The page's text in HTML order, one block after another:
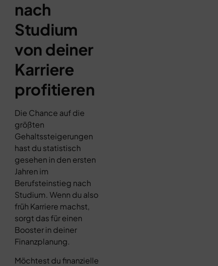
nach
Studium
von deiner
Karriere
profitieren
Die Chance auf die
größten
Gehaltssteigerungen
hast du statistisch
gesehen in den ersten
Jahren im
Berufsteinstieg nach
Studium. Wenn du also
früh Karriere machst,
sorgt das für einen
Booster in deiner
Finanzplanung.
Möchtest du finanzielle